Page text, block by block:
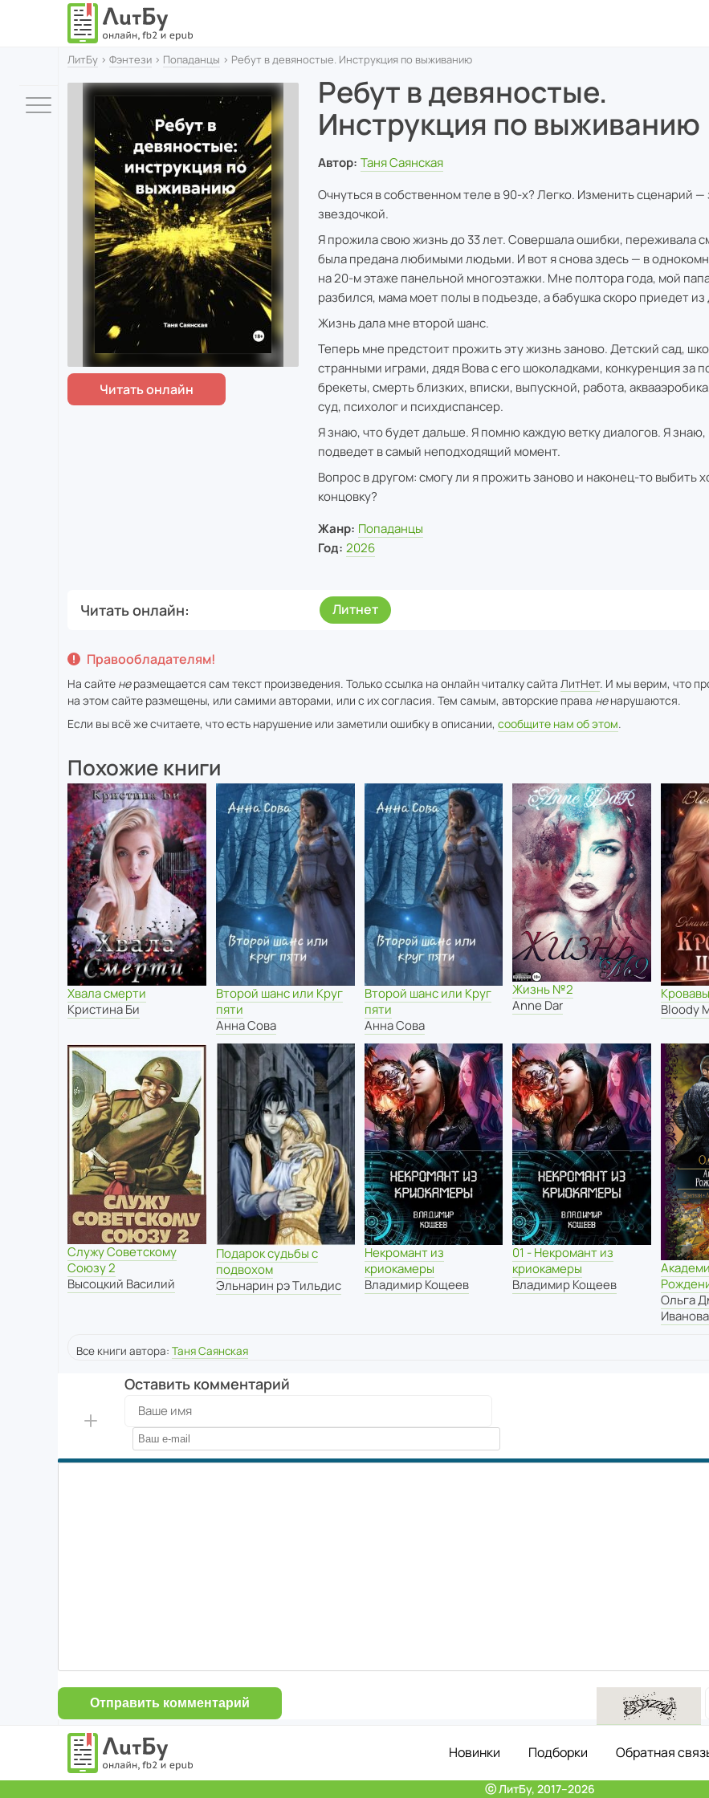
ЛитБу › Фэнтези › Попаданцы › Ребут в девяностые. Инструкция по выживанию
Ребут в девяностые.
Инструкция по выживанию
Автор: Таня Саянская
Очнуться в собственном теле в 90-х? Легко. Изменить сценарий —
звездочкой.
Я прожила свою жизнь до 33 лет. Совершала ошибки, переживала
была предана любимыми людьми. И вот я снова здесь — в
на 20-м этаже панельной многоэтажки. Мне полтора года, мой
разбился, мама моет полы в подъезде, а бабушка скоро приедет
Жизнь дала мне второй шанс.
Теперь мне предстоит прожить эту жизнь заново. Детский сад,
странными играми, дядя Вова с его шоколадками, конкуренция за
брекеты, смерть близких, вписки, выпускной, работа,
суд, психолог и психдиспансер.
Я знаю, что будет дальше. Я помню каждую ветку диалогов. Я знаю,
подведет в самый неподходящий момент.
Вопрос в другом: смогу ли я прожить заново и наконец-то выбить
концовку?
Жанр: Попаданцы
Год: 2026
Читать онлайн Литнет
Правообладателям!
На сайте неразмещается сам текст произведения. Только ссылка на онлайн читалку сайта ЛитНет. И мы верим, что
на этом сайте размещены, или самими авторами, или с их согласия. Тем самым, авторские права ненарушаются.
Если вы всё же считаете, что есть нарушение или заметили ошибку в описании, сообщите нам об этом.
Похожие книги
Хвала смерти
Кристина Би
Второй шанс или Круг
пяти
Анна Сова
Второй шанс или Круг
пяти
Анна Сова
Жизнь №2
Anne Dar
Bloody
Служу Советскому
Союзу 2
Высоцкий Василий
Подарок судьбы с
подвохом
Эльнарин рэ Тильдис
Некромант из
криокамеры
Владимир Кощеев
01 - Некромант из
криокамеры
Владимир Кощеев
Ольга
Иванова
Все книги автора: Таня Саянская
Оставить комментарий
Отправить комментарий
Новинки Подборки Обратная
ⓒ ЛитБу, 2017–2026